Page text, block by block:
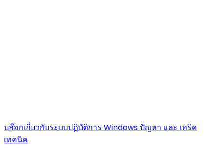
บล๊อกเกี่ยวกับระบบปฏิบัติการ Windows ปัญหา และ เทริค
เทคนิค